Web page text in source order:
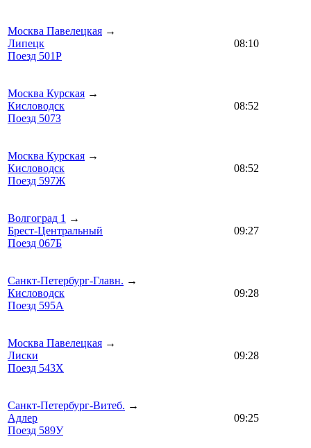
Москва Павелецкая →
Липецк
Поезд 501Р
08:10
Москва Курская →
Кисловодск
Поезд 507З
08:52
Москва Курская →
Кисловодск
Поезд 597Ж
08:52
Волгоград 1 →
Брест-Центральный
Поезд 067Б
09:27
Санкт-Петербург-Главн. →
Кисловодск
Поезд 595А
09:28
Москва Павелецкая →
Лиски
Поезд 543Х
09:28
Санкт-Петербург-Витеб. →
Адлер
Поезд 589У
09:25